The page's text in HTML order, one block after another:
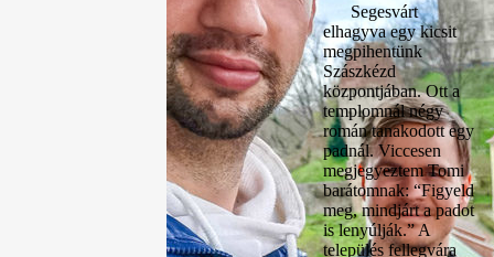
Segesvárt
elhagyva egy kicsit
megpihentünk
Szászkézd
központjában. Ott a
templomnál négy
román tanakodott egy
padnál. Viccesen
megjegyeztem Tomi
barátomnak: “Figyeld
meg, mindjárt a padot
is lenyúlják.” A
település fellegvára